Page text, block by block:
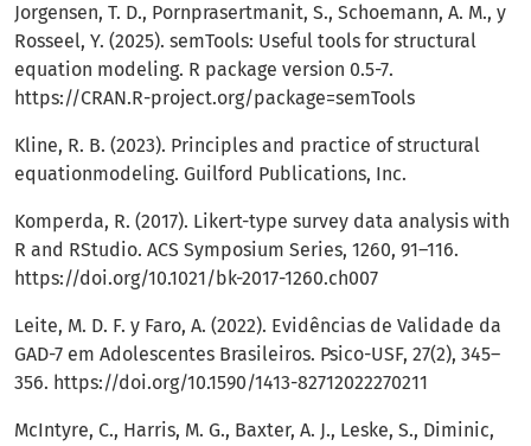
Jorgensen, T. D., Pornprasertmanit, S., Schoemann, A. M., y
Rosseel, Y. (2025). semTools: Useful tools for structural
equation modeling. R package version 0.5-7.
https://CRAN.R-project.org/package=semTools
Kline, R. B. (2023). Principles and practice of structural
equationmodeling. Guilford Publications, Inc.
Komperda, R. (2017). Likert-type survey data analysis with
R and RStudio. ACS Symposium Series, 1260, 91–116.
https://doi.org/10.1021/bk-2017-1260.ch007
Leite, M. D. F. y Faro, A. (2022). Evidências de Validade da
GAD-7 em Adolescentes Brasileiros. Psico-USF, 27(2), 345–
356. https://doi.org/10.1590/1413-82712022270211
McIntyre, C., Harris, M. G., Baxter, A. J., Leske, S., Diminic,